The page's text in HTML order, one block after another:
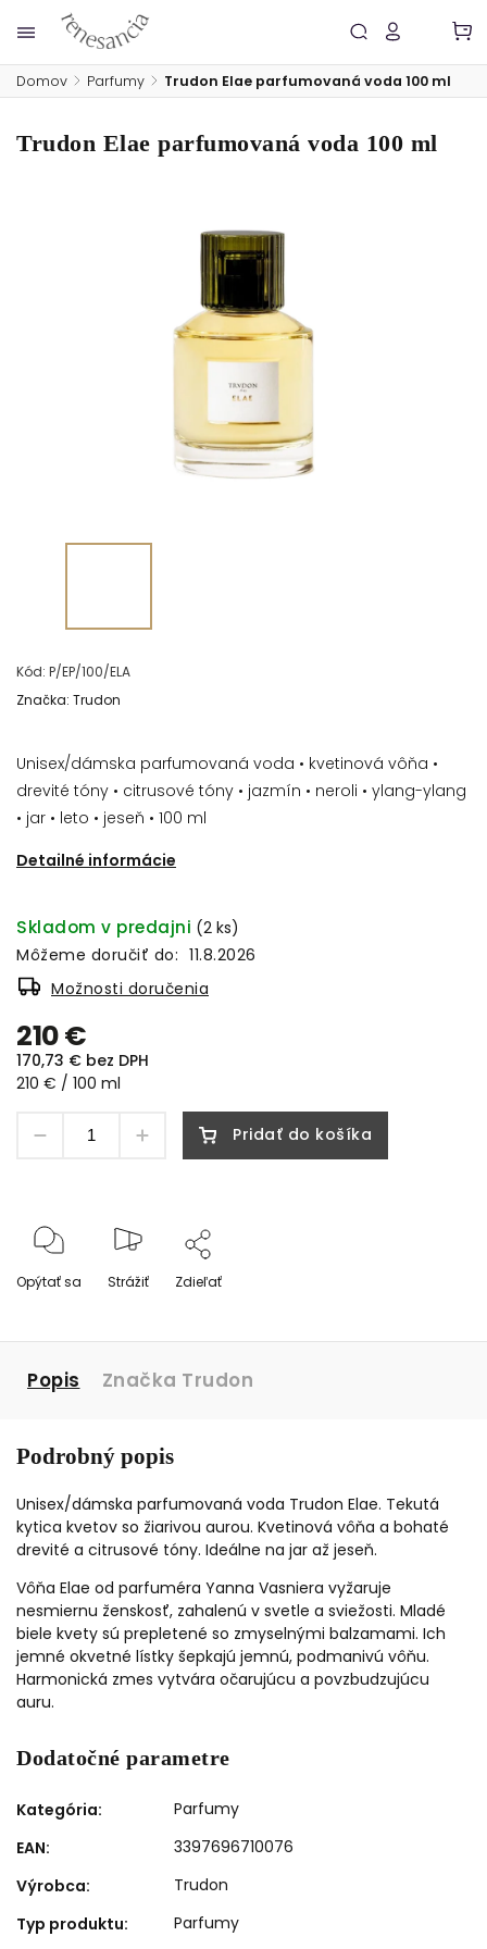
Domov / Parfumy / Trudon Elae parfumovaná voda 100 ml
Trudon Elae parfumovaná voda 100 ml
Kód: P/EP/100/ELA
Unisex/dámska parfumovaná voda • kvetinová vôňa •
drevité tóny • citrusové tóny • jazmín • neroli • ylang-ylang
• jar • leto • jeseň • 100 ml
Detailné informácie
Značka: Trudon
210 €
170,73 € bez DPH
210 € / 100 ml
Skladom v predajni (2 ks)
Môžeme doručiť do: 11.8.2026
Možnosti doručenia
Pridať do košíka
Opýtať sa Strážiť Zdieľať
Popis Značka Trudon
Podrobný popis
Unisex/dámska parfumovaná voda Trudon Elae. Tekutá
kytica kvetov so žiarivou aurou. Kvetinová vôňa a bohaté
drevité a citrusové tóny. Ideálne na jar až jeseň.
Vôňa Elae od parfuméra Yanna Vasniera vyžaruje
nesmiernu ženskosť, zahalenú v svetle a sviežosti. Mladé
biele kvety sú prepletené so zmyselnými balzamami. Ich
jemné okvetné lístky šepkajú jemnú, podmanivú vôňu.
Harmonická zmes vytvára očarujúcu a povzbudzujúcu
auru.
Dodatočné parametre
Kategória:
Parfumy
EAN:
3397696710076
Výrobca:
Trudon
Typ produktu: Parfumy